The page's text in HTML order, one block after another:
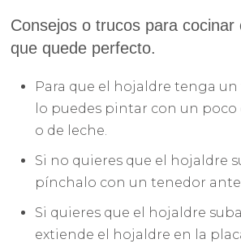
Consejos o trucos para cocinar
que quede perfecto.
Para que el hojaldre tenga
lo puedes pintar con un
o de leche.
Si no quieres que el hojaldre
pínchalo con un tenedor
Si quieres que el hojaldre
extiende el hojaldre en la